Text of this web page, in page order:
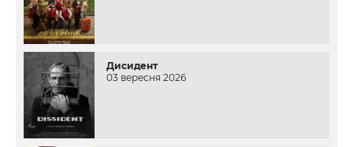
Дисидент
03 вересня 2026